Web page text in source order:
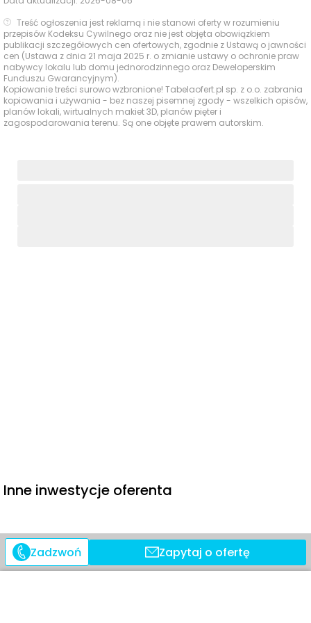
Park / strefa
rekreacyjna
Park przy ul. Dzikiej
Wiśni
250 m 3 min
Teren
zielony /
spacerowy
Leśny Zakątek
Zieleń nad
Przystań Siewierz i
Treść ogłoszenia jest reklamą i nie stanowi oferty w rozumieniu
przepisów Kodeksu Cywilnego oraz nie jest objęta obowiązkiem
publikacji szczegółowych cen ofertowych, zgodnie z Ustawą o jawności
cen (Ustawa z dnia 21 maja 2025 r. o zmianie ustawy o ochronie praw
nabywcy lokalu lub domu jednorodzinnego oraz Deweloperskim
Funduszu Gwarancyjnym).
Kopiowanie treści surowo wzbronione! Tabelaofert.pl sp. z o.o. zabrania
kopiowania i używania - bez naszej pisemnej zgody - wszelkich opisów,
planów lokali, wirtualnych makiet 3D, planów pięter i
zagospodarowania terenu. Są one objęte prawem autorskim.
Inne inwestycje oferenta
Znajdź nieruchomośćza
granicą
Zadzwoń Zapytaj o ofertę